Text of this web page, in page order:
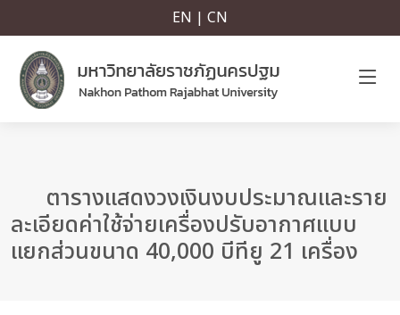
EN | CN
ตารางแสดงวงเงินงบประมาณและราย
ละเอียดค่าใช้จ่ายเครื่องปรับอากาศแบบ
แยกส่วนขนาด 40,000 บีทียู 21 เครื่อง